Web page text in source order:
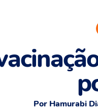
Por Hamurabi